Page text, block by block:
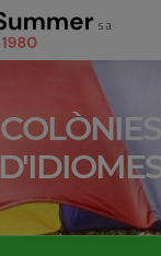
COLÒNIES